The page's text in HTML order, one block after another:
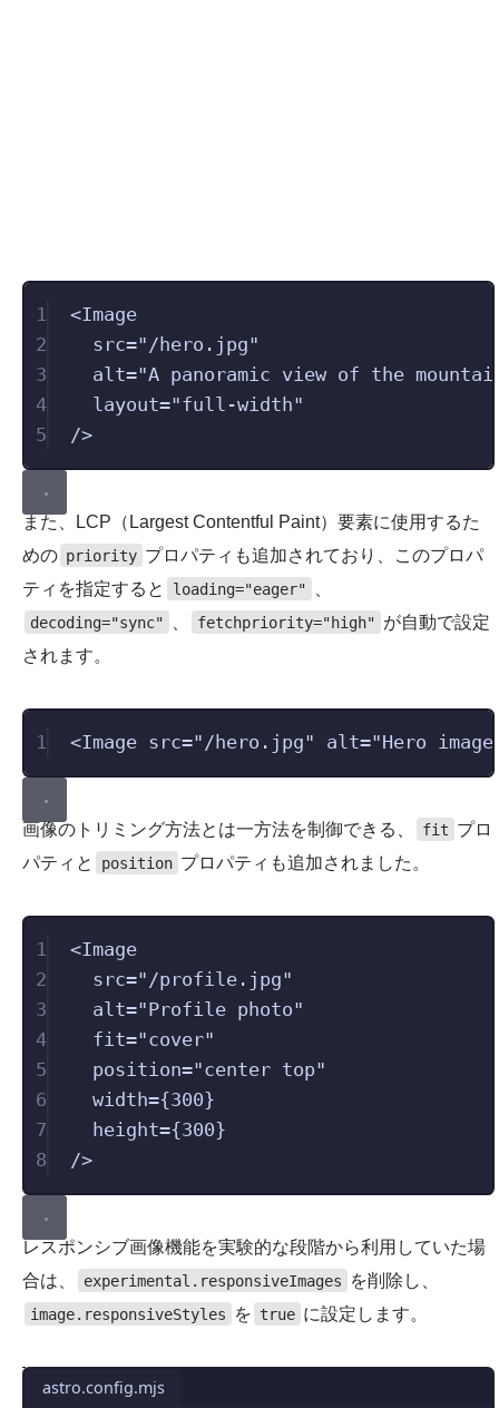
1 <Image
2
src=" /hero.jpg"
3
alt="A panoramic view of the
4
layout="full-width"
5
/>
また、LCP（Largest Contentful Paint）要素に使用するた
めの priority プロパティも追加されており、このプロパ
ティを指定すると
loading="eager"
decoding="sync" fetchpriority="high" が自動で設定
されます。
1 <Image src=" /hero.jpg" alt="Hero image
画像のトリミング方法とは一方法を制御できる、 fit プロ
パティと
position プロパティも追加されました。
1 <Image
2
src=" /profile.jpg"
3
alt="Profile photo"
4
fit="cover"
5
position="center top"
6
width={300}
7
height={300}
8
/>
レスポンシブ画像機能を実験的な段階から利用していた場
合は、
experimental.responsiveImages を削除し、
image.responsiveStyles を true に設定します。
astro.config.mjs